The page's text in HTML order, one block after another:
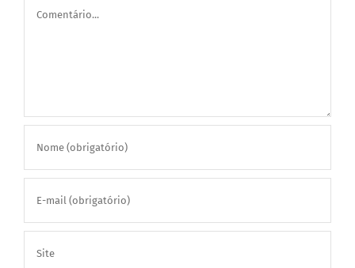
Comentário